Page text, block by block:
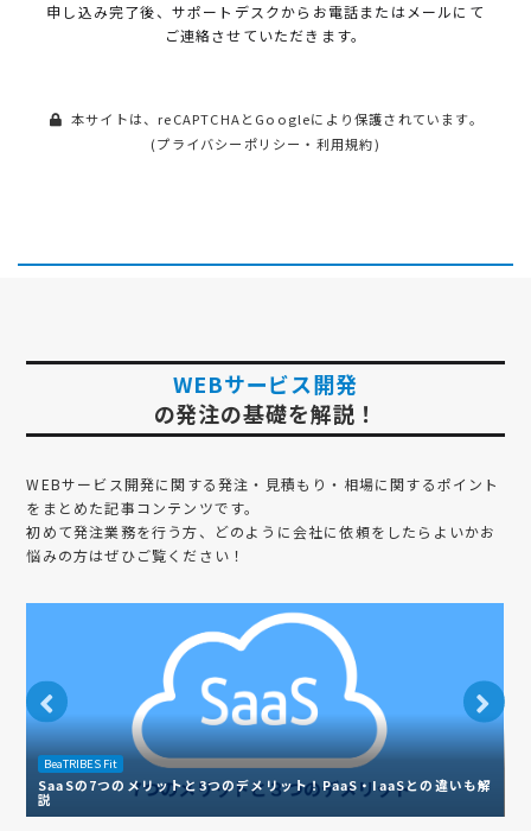
申し込み完了後、サポートデスクから お電話またはメールにて
ご連絡させていただきます。
本サイトは、reCAPTCHAとGoogleにより保護されています。
(プライバシーポリシー ・ 利用規約)
WEBサービス開発
の発注の基礎を解説！
WEBサービス開発に関する発注・見積もり・相場に関するポイント
をまとめた記事コンテンツです。
初めて発注業務を行う方、どのように会社に依頼をしたらよいかお
悩みの方はぜひご覧ください！
BeaTRIBES Fit
SaaSの7つのメリットと3つのデメリット！PaaS・IaaSとの違いも解
説